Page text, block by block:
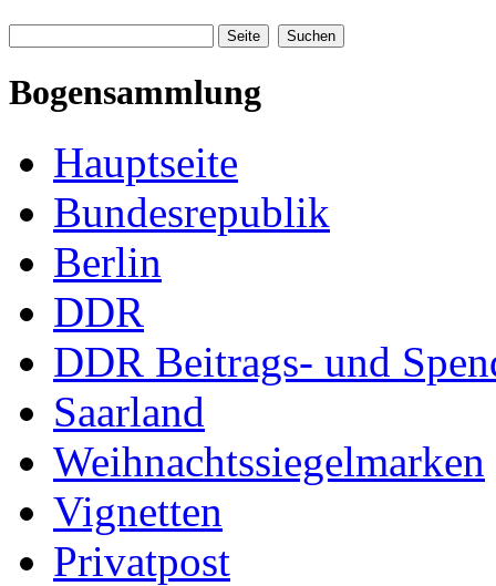
Bogensammlung
Hauptseite
Bundesrepublik
Berlin
DDR
DDR Beitrags- und
Saarland
Weihnachtssiegelmarken
Vignetten
Privatpost